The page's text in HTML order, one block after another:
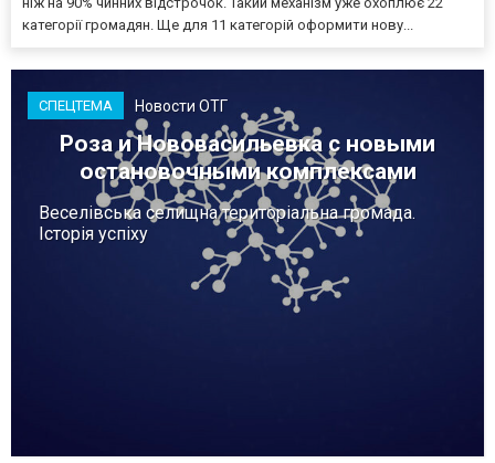
категорії громадян. Ще для 11 категорій оформити нову...
СПЕЦТЕМА Новости ОТГ
Роза и Нововасильевка с новыми
остановочными комплексами
Веселівська селищна територіальна громада.
Історія успіху